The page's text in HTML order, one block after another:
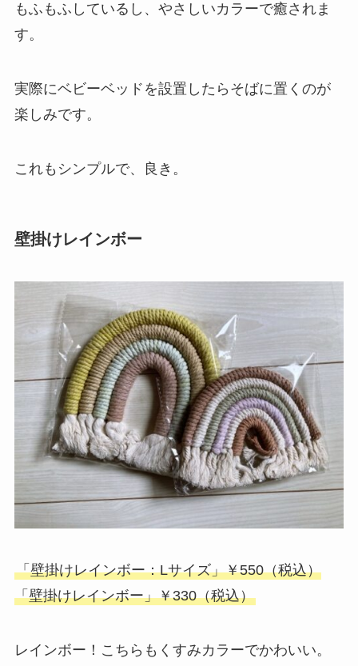
もふもふしているし、やさしいカラーで癒されま
す。
実際にベビーベッドを設置したらそばに置くのが
楽しみです。
これもシンプルで、良き。
壁掛けレインボー
「壁掛けレインボー：Lサイズ」￥550（税込）
「壁掛けレインボー」￥330（税込）
レインボー！こちらもくすみカラーでかわいい。